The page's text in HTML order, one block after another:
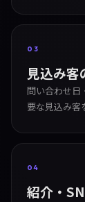
03
見込み客
問い合わせ日
要な見込み客
04
紹介・